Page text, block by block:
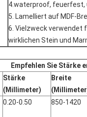
4.waterproof, feuerfest,
5. Lamelliert auf MDF-
6. Vielzweck verwendet
wirklichen Stein und
Empfehlen Sie Stärke
Stärke
(Millimeter)
Breite
0.20-0.50 850-1420